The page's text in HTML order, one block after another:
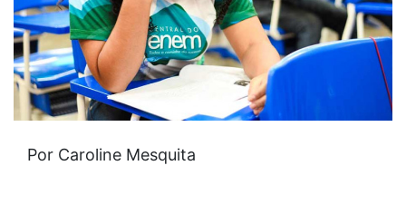
Por Caroline Mesquita